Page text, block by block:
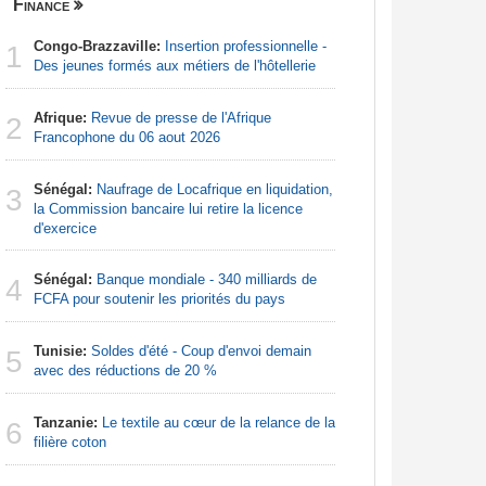
Finance
1 Congo-Brazzaville: Insertion professionnelle -
Des jeunes formés aux métiers de l'hôtellerie
2 Afrique: Revue de presse de l'Afrique
Francophone du 06 aout 2026
3 Sénégal: Naufrage de Locafrique en liquidation,
la Commission bancaire lui retire la licence
d'exercice
4 Sénégal: Banque mondiale - 340 milliards de
FCFA pour soutenir les priorités du pays
5 Tunisie: Soldes d'été - Coup d'envoi demain
avec des réductions de 20 %
6 Tanzanie: Le textile au cœur de la relance de la
filière coton